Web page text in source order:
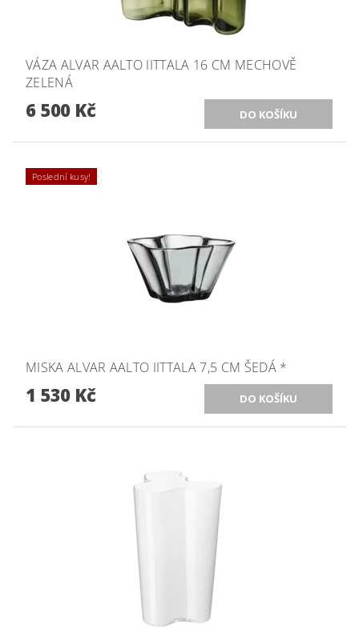
VÁZA ALVAR AALTO IITTALA 16 CM MECHOVĚ
ZELENÁ
6 500 Kč
Poslední kusy!
MISKA ALVAR AALTO IITTALA 7,5 CM ŠEDÁ *
1 530 Kč